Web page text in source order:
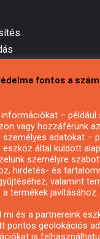
vagy hírlevél
fontos a
– például
vagy hozzáférünk
adatokat –
által küldött
személyre
hirdetés- és
valamint
termékek javításához.
mi és a partnereink
pontos geolokációs
is